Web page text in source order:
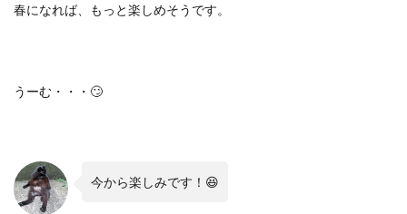
春になれば、もっと楽しめそうです。
うーむ・・・ 🙄
今から楽しみです！ 😆